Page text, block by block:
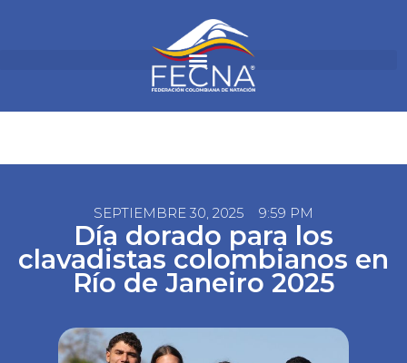
SEPTIEMBRE 30, 2025 9:59 PM
Día dorado para los
clavadistas colombianos en
Río de Janeiro 2025